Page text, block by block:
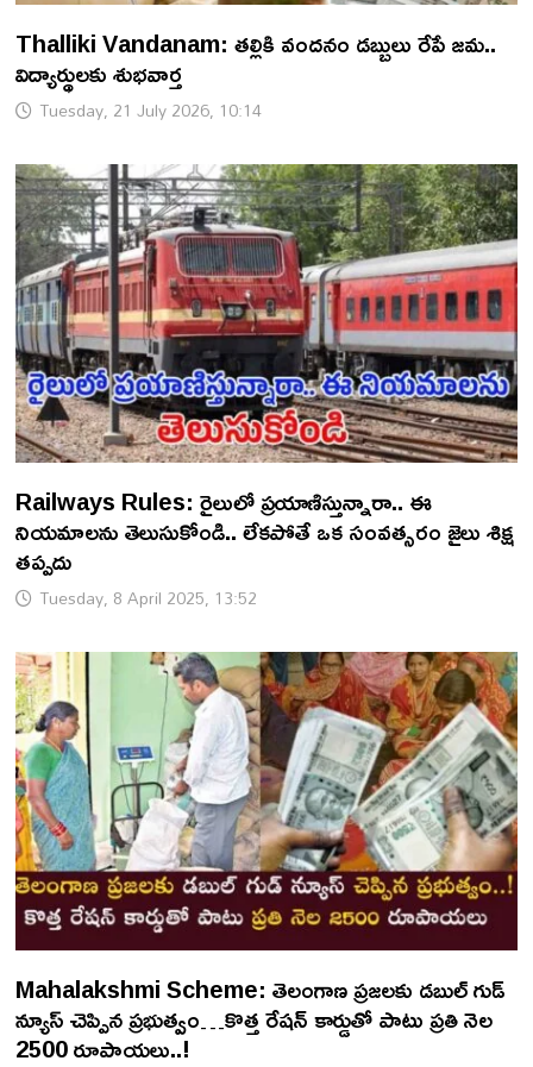
Thalliki Vandanam: తల్లికి వందనం డబ్బులు రేపే జమ..
విద్యార్థులకు శుభవార్త
Tuesday, 21 July 2026, 10:14
Railways Rules: రైలులో ప్రయాణిస్తున్నారా.. ఈ
నియమాలను తెలుసుకోండి.. లేకపోతే ఒక సంవత్సరం జైలు శిక్ష
తప్పదు
Tuesday, 8 April 2025, 13:52
Mahalakshmi Scheme: తెలంగాణ ప్రజలకు డబుల్ గుడ్
న్యూస్ చెప్పిన ప్రభుత్వం…కొత్త రేషన్ కార్డుతో పాటు ప్రతి నెల
2500 రూపాయలు..!